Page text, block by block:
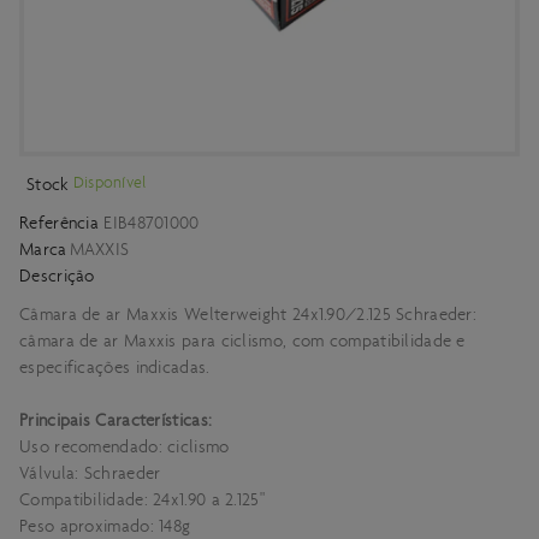
Stock Disponível
Referência EIB48701000
Marca MAXXIS
Descrição
Câmara de ar Maxxis Welterweight 24x1.90/2.125 Schraeder:
câmara de ar Maxxis para ciclismo, com compatibilidade e
especificações indicadas.
Principais Características:
Uso recomendado: ciclismo
Válvula: Schraeder
Compatibilidade: 24x1.90 a 2.125"
Peso aproximado: 148g